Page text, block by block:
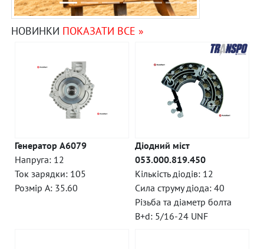
НОВИНКИ ПОКАЗАТИ ВСЕ »
Генератор A6079
Напруга: 12
Ток зарядки: 105
Розмір A: 35.60
Діодний міст
053.000.819.450
Кількість діодів: 12
Сила струму діода: 40
Різьба та діаметр болта
B+d: 5/16-24 UNF